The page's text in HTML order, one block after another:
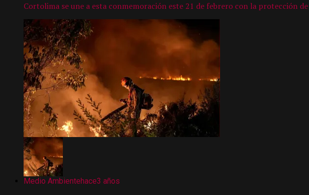
Cortolima se une a esta conmemoración este 21 de febrero con la protección
Medio Ambientehace3 años